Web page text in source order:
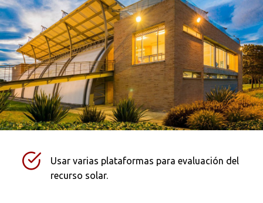
Usar varias plataformas para evaluación del
recurso solar.